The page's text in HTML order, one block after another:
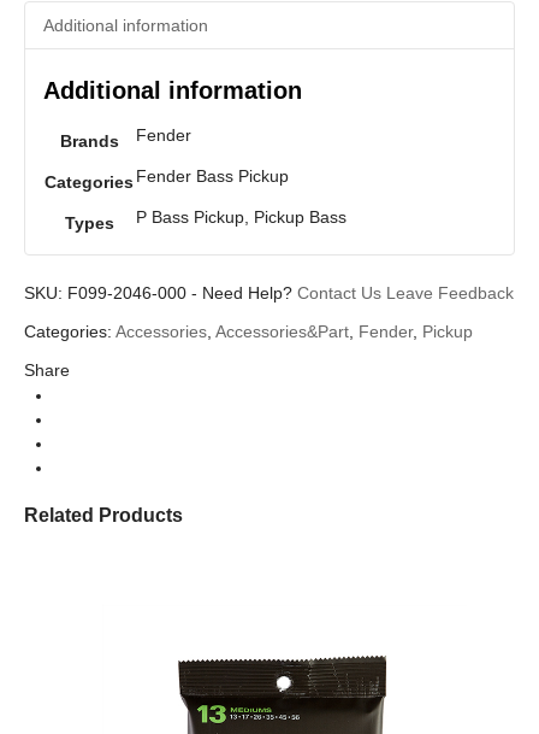
Additional information
Additional information
Brands Fender
CategoriesFender Bass Pickup
Types P Bass Pickup, Pickup Bass
SKU: F099-2046-000 - Need Help? Contact Us Leave Feedback
Categories: Accessories Accessories&Part Fender, Pickup
Share
Related Products